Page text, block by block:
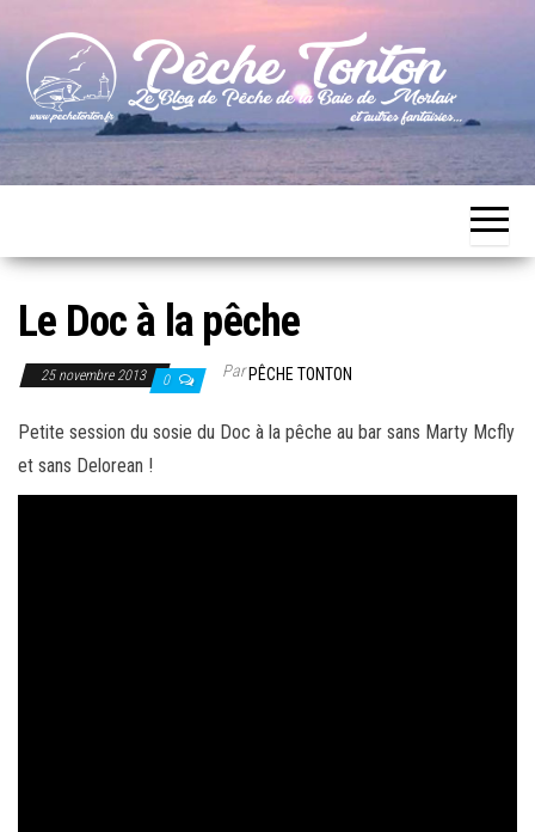
content
Pêche
Le blog
de
Baie de
Le Doc à la pêche
25 novembre 2013 0 ParPÊCHE TONTON
Petite session du sosie du Doc à la pêche au bar sans Marty Mcfly
et sans Delorean !